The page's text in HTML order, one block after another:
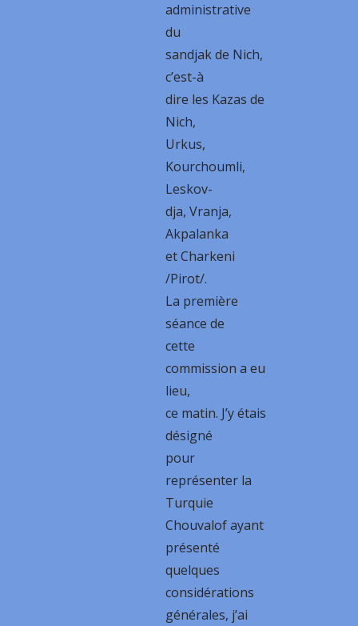
administrative
du
sandjak de Nich,
c’est-à
dire les Kazas de
Nich,
Urkus,
Kourchoumli,
Leskov-
dja, Vranja,
Akpalanka
et Charkeni
/Pirot/.
La première
séance de
cette
commission a eu
lieu,
ce matin. J’y étais
désigné
pour
représenter la
Turquie
Chouvalof ayant
présenté
quelques
considérations
générales, j’ai